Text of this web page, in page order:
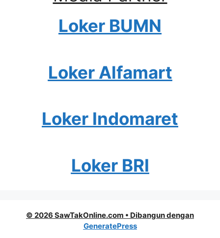
Loker BUMN
Loker Alfamart
Loker Indomaret
Loker BRI
© 2026 SawTakOnline.com • Dibangun dengan
GeneratePress